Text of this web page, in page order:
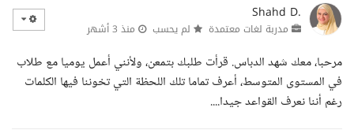
Shahd D.
مدربة لغات معتمدة لم يحسب منذ 3 أشهر
مرحبا، معك شهد الدباس. قرأت طلبك بتمعن، ولأنني أعمل يوميا مع طلاب
في المستوى المتوسط، أعرف تماما تلك اللحظة التي تخوننا فيها الكلمات
رغم أننا نعرف القواعد جيدا....